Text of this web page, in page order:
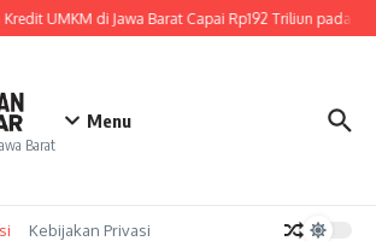
UMKM di Jawa Barat Capai Rp192 Triliun pada
Barat
Menu
Kebijakan Privasi